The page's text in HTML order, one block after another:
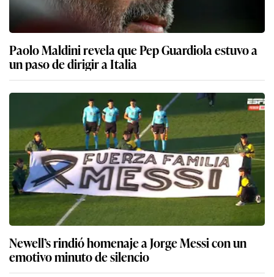
Paolo Maldini revela que Pep Guardiola estuvo a
un paso de dirigir a Italia
Newell’s rindió homenaje a Jorge Messi con un
emotivo minuto de silencio